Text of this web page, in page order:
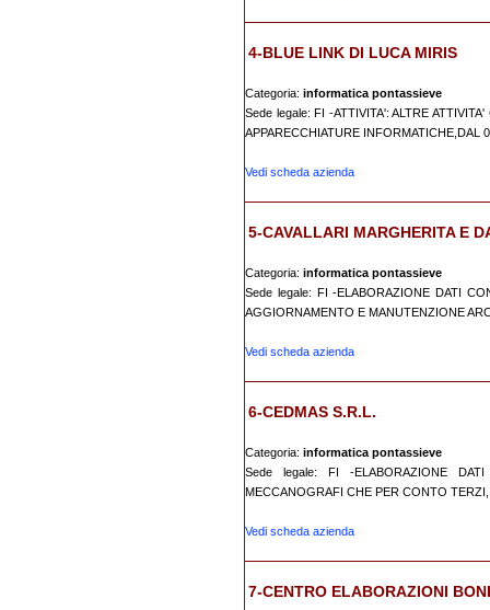
4-BLUE LINK DI LUCA MIRIS
Categoria: informatica pontassieve
Sede legale: FI -ATTIVITA': ALTRE
APPARECCHIATURE INFORMATICHE,DAL
Vedi scheda azienda
5-CAVALLARI MARGHERITA E
Categoria: informatica pontassieve
Sede legale: FI -ELABORAZIONE DATI
AGGIORNAMENTO E MANUTENZIONE
Vedi scheda azienda
6-CEDMAS S.R.L.
Categoria: informatica pontassieve
Sede legale: FI -ELABORAZIONE DATI
MECCANOGRAFI CHE PER CONTO
Vedi scheda azienda
7-CENTRO ELABORAZIONI